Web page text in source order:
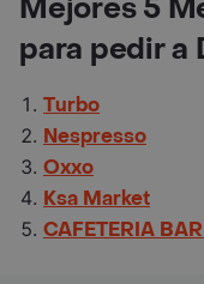
Mejores 5
para pedir a
Turbo
Nespresso
Oxxo
Ksa Market
CAFETERIA